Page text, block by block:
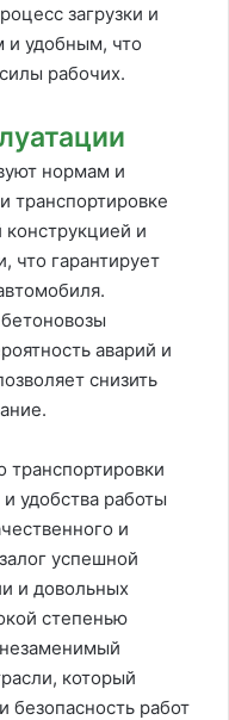
загрузки и
и удобным, что
рабочих.
нормам и
транспортировке
и
что гарантирует
аварий и
снизить
транспортировки
удобства работы
и
успешной
и довольных
степенью
который
безопасность работ